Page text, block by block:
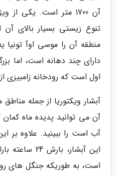
آن 1700 متر است. یکی
تنوع زیستی بسیار بالای
منطقه آن را موسی اوآ
دارای چند دهانه است، اما
اول است که رودخانه زامبیزی
آبشار ویکتوریا از جمله
آن می توانید پدیده ماه
آب است را ببینید. علاوه بر
این آبشار،
است، به طوریکه جنگل های